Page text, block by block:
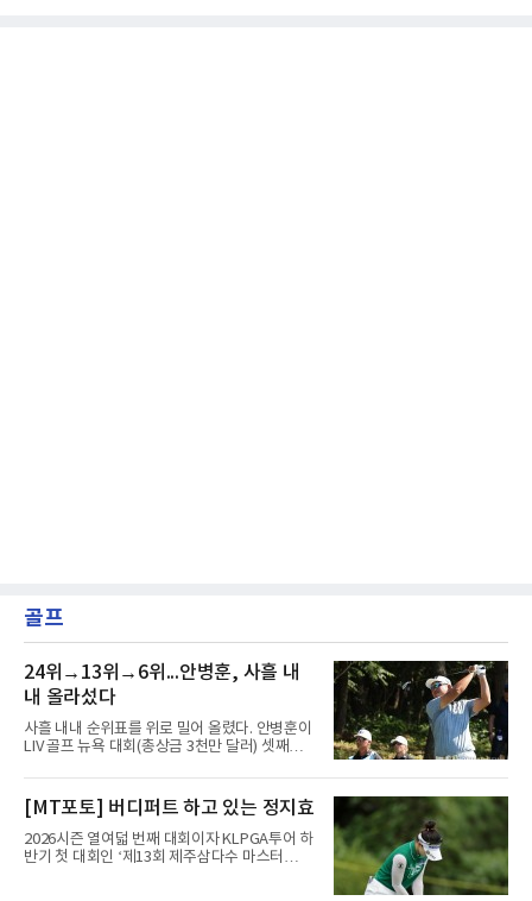
골프
24위→13위→6위...안병훈, 사흘 내
내 올라섰다
사흘 내내 순위표를 위로 밀어 올렸다. 안병훈이
LIV 골프 뉴욕 대회(총상금 3천만 달러) 셋째날
일(한국시간) 미국 뉴저지주 베드민스터의 트럼
프 내셔널 골프 클럽 베드민스터(파71)에서 열
린 3라운드에서 보기 1개만 적고 버디 4개를 잡
아 3언더파 68타를 쳤다. 중간 합계 5언더파 208
타로 공동 6위에 올라섰다.정상과는 거리가 있
[MT포토] 버디퍼트 하고 있는 정지효
2026시즌 열여덟 번째 대회이자 KLPGA투어 하
반기 첫 대회인 ‘제13회 제주삼다수 마스터